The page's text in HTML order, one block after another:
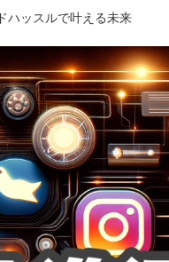
ハッスルで叶える未来